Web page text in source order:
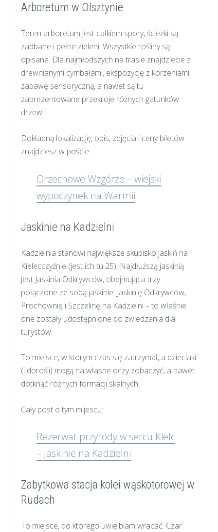
Arboretum w Olsztynie
Teren arboretum jest całkiem spory, ścieżki są
zadbane i pełne zieleni. Wszystkie rośliny są
opisane. Dla najmłodszych na trasie znajdziecie z
drewnianymi cymbałami, ekspozycję z korzeniami,
zabawę sensoryczną, a nawet są tu
zaprezentowane przekroje różnych gatunków
drzew.
Dokładną lokalizację, opis, zdjęcia i ceny biletów
znajdziesz w poście:
Orzechowe Wzgórze – wiejski
wypoczynek na Warmii
Jaskinie na Kadzielni
Kadzielnia stanowi największe skupisko jaskiń na
Kielecczyźnie (jest ich tu 25), Najdłuższą jaskinią
jest Jaskinia Odkrywców, obejmująca trzy
połączone ze sobą jaskinie: Jaskinię Odkrywców,
Prochownię i Szczelinę na Kadzielni – to właśnie
one zostały udostępnione do zwiedzania dla
turystów.
To miejsce, w którym czas się zatrzymał, a dzieciaki
(i dorośli) mogą na własne oczy zobaczyć, a nawet
dotknąć różnych formacji skalnych.
Cały post o tym mijescu:
Rezerwat przyrody w sercu Kielc
– Jaskinie na Kadzielni
Zabytkowa stacja kolei wąskotorowej w
Rudach
To miejsce, do którego uwielbiam wracać. Czar